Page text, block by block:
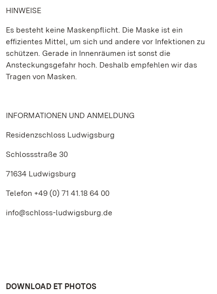
HINWEISE
Es besteht keine Maskenpflicht. Die Maske ist ein
effizientes Mittel, um sich und andere vor Infektionen zu
schützen. Gerade in Innenräumen ist sonst die
Ansteckungsgefahr hoch. Deshalb empfehlen wir das
Tragen von Masken.
INFORMATIONEN UND ANMELDUNG
Residenzschloss Ludwigsburg
Schlossstraße 30
71634 Ludwigsburg
Telefon +49 (0) 71 41.18 64 00
info@schloss-ludwigsburg.de
DOWNLOAD ET PHOTOS